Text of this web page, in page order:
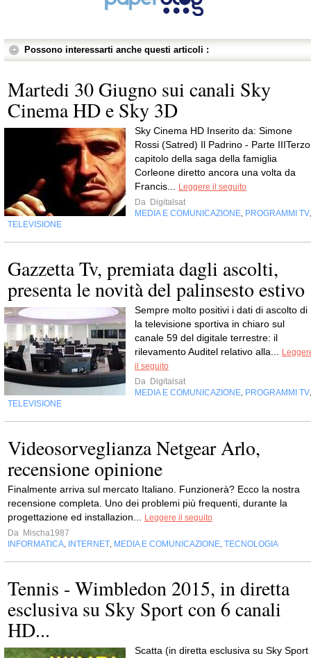
Possono interessarti anche questi articoli :
Martedi 30 Giugno sui canali Sky
Cinema HD e Sky 3D
Sky Cinema HD Inserito da: Simone
Rossi (Satred) Il Padrino - Parte IIITerzo
capitolo della saga della famiglia
Corleone diretto ancora una volta da
Francis...
Leggere il seguito
Da Digitalsat
MEDIA E COMUNICAZIONE PROGRAMMI TV
TELEVISIONE
Gazzetta Tv, premiata dagli ascolti,
presenta le novità del palinsesto estivo
Sempre molto positivi i dati di ascolto di
la televisione sportiva in chiaro sul
canale 59 del digitale terrestre: il
rilevamento Auditel relativo alla...
il seguito
Da Digitalsat
MEDIA E COMUNICAZIONE PROGRAMMI TV
TELEVISIONE
Videosorveglianza Netgear Arlo,
recensione opinione
Finalmente arriva sul mercato Italiano. Funzionerà? Ecco la nostra
recensione completa. Uno dei problemi più frequenti, durante la
progettazione ed installazion...
Leggere il seguito
Da Mischa1987
INFORMATICA INTERNET MEDIA E COMUNICAZIONE TECNOLOGIA
Tennis - Wimbledon 2015, in diretta
esclusiva su Sky Sport con 6 canali
HD...
Scatta (in diretta esclusiva su Sky Sport